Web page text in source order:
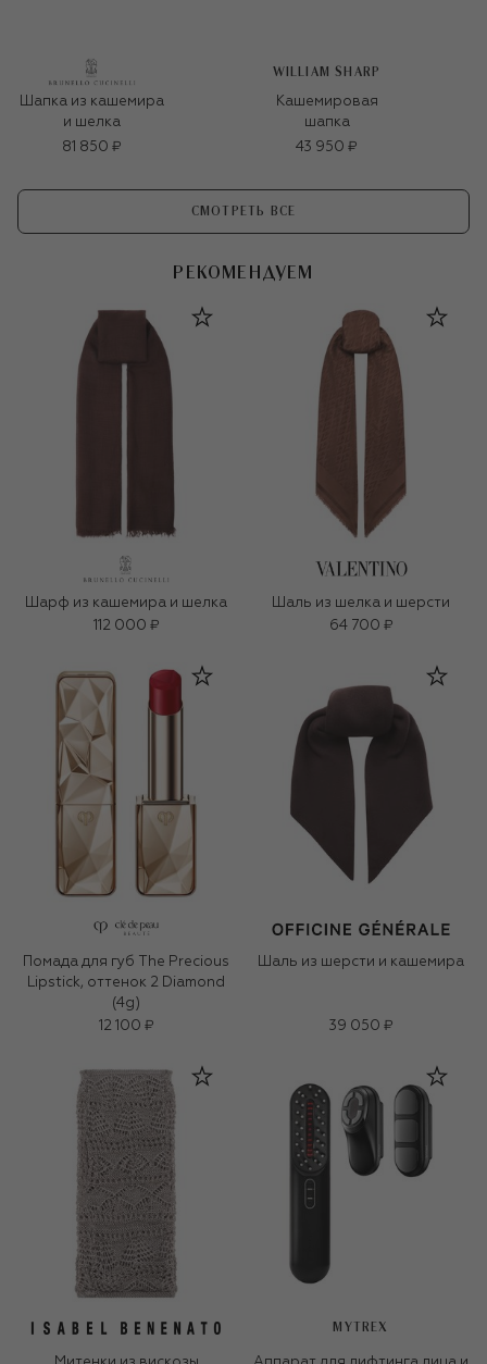
Шапка из кашемира
и шелка
81 850 ₽
WILLIAM SHARP
Кашемировая
шапка
43 950 ₽
СМОТРЕТЬ ВСЕ
РЕКОМЕНДУЕМ
Шарф из кашемира и шелка
112 000 ₽
Шаль из шелка и шерсти
64 700 ₽
Помада для губ The Precious
Lipstick, оттенок 2 Diamond
(4g)
12 100 ₽
Шаль из шерсти и кашемира
39 050 ₽
MYTREX